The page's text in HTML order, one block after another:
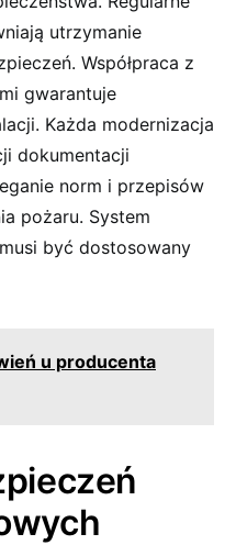
utrzymanie
Współpraca z
gwarantuje
Każda modernizacja
dokumentacji
norm i przepisów
pożaru. System
być dostosowany
u producenta